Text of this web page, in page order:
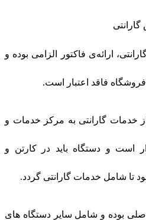
ارائه‌ی فاکتور الزامی بوده و
فاقد اعتبار است.
خدمات گارانتی به مرکز خدمات و
است و دستگاه باید در کارتن و
تا شامل خدمات گارانتی گردد.
بوده و شامل سایر دستگاه های